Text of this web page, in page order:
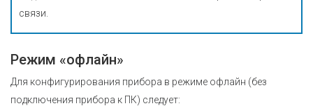
связи.
Режим «офлайн»
Для конфигурирования прибора в режиме офлайн (без
подключения прибора к ПК) следует: